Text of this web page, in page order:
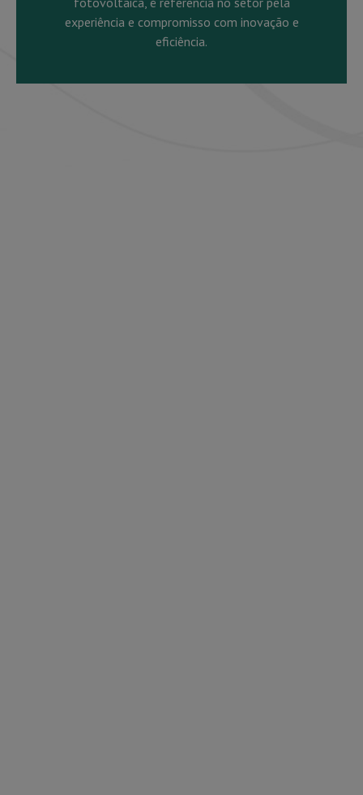
experiência e compromisso com inovação e
eficiência.